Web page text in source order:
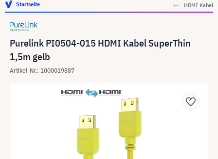
Startseite HDMI Kabel
Purelink PI0504-015 HDMI Kabel SuperThin
1,5m gelb
Artikel-Nr.: 1000019887